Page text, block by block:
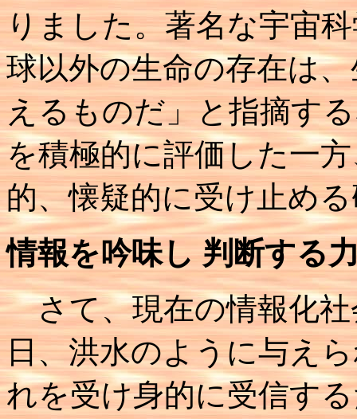
りました。著名な宇宙
球以外の生命の存在は
えるものだ」と指摘す
を積極的に評価した一
的、懐疑的に受け止め
情報を吟味し 判断する
さて、現在の情報化社
日、洪水のように与え
れを受け身的に受信す